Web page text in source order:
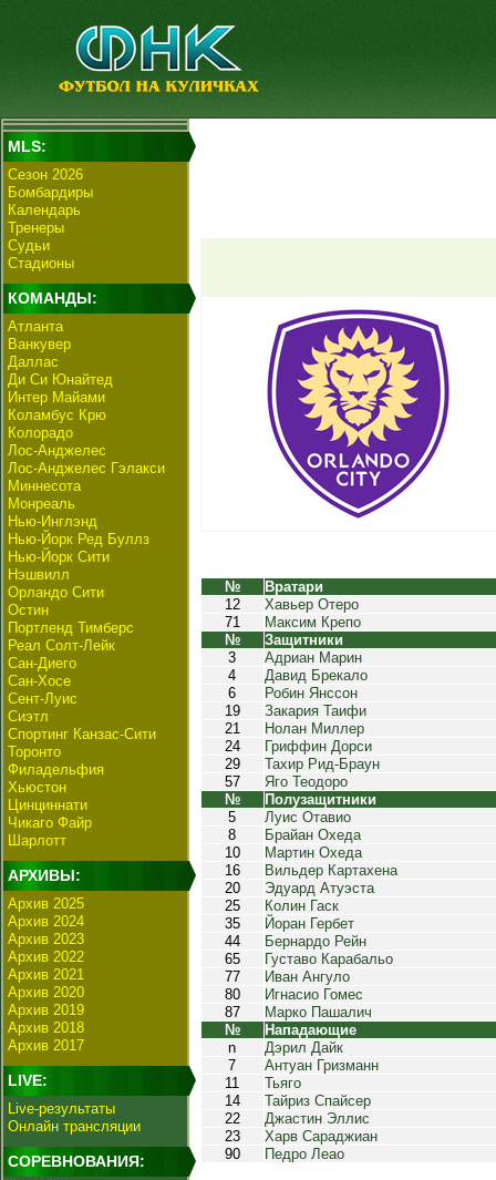
MLS:
Сезон 2026
Бомбардиры
Календарь
Тренеры
Судьи
Стадионы
КОМАНДЫ:
Атланта
Ванкувер
Даллас
Ди Си Юнайтед
Интер Майами
Коламбус Крю
Колорадо
Лос-Анджелес
Лос-Анджелес Гэлакси
Миннесота
Монреаль
Нью-Инглэнд
Нью-Йорк Ред Буллз
Нью-Йорк Сити
Нэшвилл
Орландо Сити
Остин
Портленд Тимберс
Реал Солт-Лейк
Сан-Диего
Сан-Хосе
Сент-Луис
Сиэтл
Спортинг Канзас-Сити
Торонто
Филадельфия
Хьюстон
Цинциннати
Чикаго Файр
Шарлотт
АРХИВЫ:
Архив 2025
Архив 2024
Архив 2023
Архив 2022
Архив 2021
Архив 2020
Архив 2019
Архив 2018
Архив 2017
LIVE:
Live-результаты
Онлайн трансляции
СОРЕВНОВАНИЯ:
№
Вратари
12
Хавьер Отеро
71
Максим Крепо
№
Защитники
3
Адриан Марин
4
Давид Брекало
6
Робин Янссон
19
Закария Таифи
21
Нолан Миллер
24
Гриффин Дорси
29
Тахир Рид-Браун
57
Яго Теодоро
№
Полузащитники
5
Луис Отавио
8
Брайан Охеда
10
Мартин Охеда
16
Вильдер Картахена
20
Эдуард Атуэста
25
Колин Гаск
35
Йоран Гербет
44
Бернардо Рейн
65
Густаво Карабальо
77
Иван Ангуло
80
Игнасио Гомес
87
Марко Пашалич
№
Нападающие
n
Дэрил Дайк
7
Антуан Гризманн
11
Тьяго
14
Тайриз Спайсер
22
Джастин Эллис
23
Харв Сараджиан
90
Педро Леао